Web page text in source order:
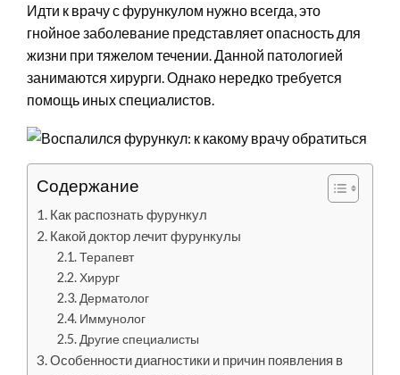
Идти к врачу с фурункулом нужно всегда, это
гнойное заболевание представляет опасность для
жизни при тяжелом течении. Данной патологией
занимаются хирурги. Однако нередко требуется
помощь иных специалистов.
Содержание
Как распознать фурункул
Какой доктор лечит фурункулы
Терапевт
Хирург
Дерматолог
Иммунолог
Другие специалисты
Особенности диагностики и причин появления в